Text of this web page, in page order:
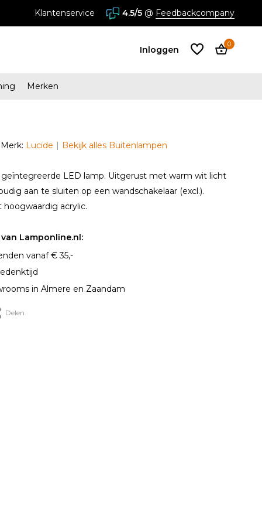
in Almere en Zaandam
Klantenservice 4.5/5 @ Feedbackcompany
Inloggen
Account
0
Merken
Merk: Lucide Bekijk alles Buitenlampen
LED lamp. Uitgerust met warm wit licht
aan te sluiten op een wandschakelaar (excl.).
hoogwaardig acrylic.
Lamponline.nl:
vanaf € 35,-
in Almere en Zaandam
Delen